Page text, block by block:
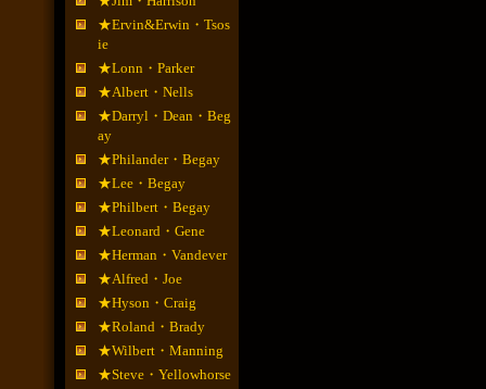
★Ervin&Erwin・Tsos
ie
★Lonn・Parker
★Albert・Nells
★Darryl・Dean・Beg
ay
★Philander・Begay
★Lee・Begay
★Philbert・Begay
★Leonard・Gene
★Herman・Vandever
★Alfred・Joe
★Hyson・Craig
★Roland・Brady
★Wilbert・Manning
★Steve・Yellowhorse